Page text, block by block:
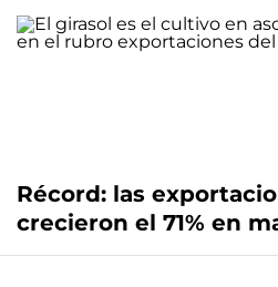
Récord: las
crecieron el 71% en